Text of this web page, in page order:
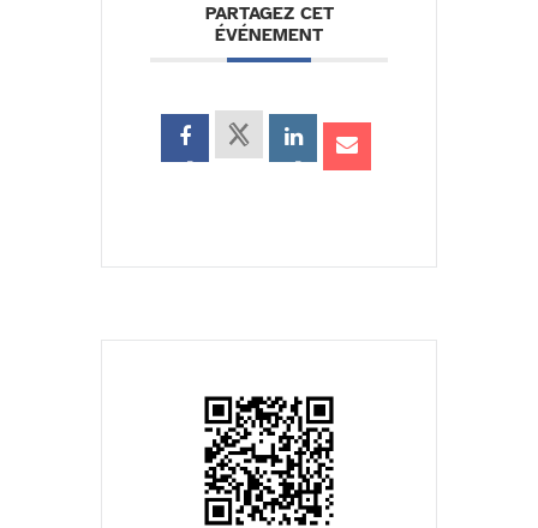
PARTAGEZ CET
ÉVÉNEMENT